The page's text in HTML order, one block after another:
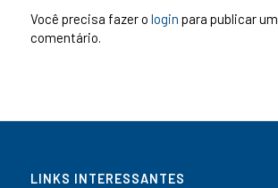
Você precisa fazer o login para publicar um
comentário.
LINKS INTERESSANTES